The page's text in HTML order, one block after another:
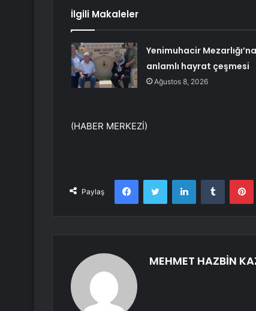
İlgili Makaleler
Yenimuhacir Mezarlığı’na
anlamlı hayrat çeşmesi
Ağustos 8, 2026
(HABER MERKEZİ)
Paylaş
FacebookTwitter LinkedInTumblr
MEHMET HAZBİN